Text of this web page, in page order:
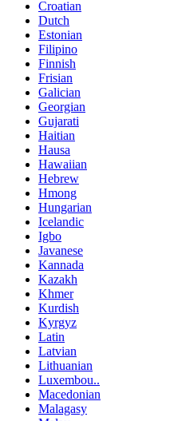
Croatian
Dutch
Estonian
Filipino
Finnish
Frisian
Galician
Georgian
Gujarati
Haitian
Hausa
Hawaiian
Hebrew
Hmong
Hungarian
Icelandic
Igbo
Javanese
Kannada
Kazakh
Khmer
Kurdish
Kyrgyz
Latin
Latvian
Lithuanian
Luxembou..
Macedonian
Malagasy